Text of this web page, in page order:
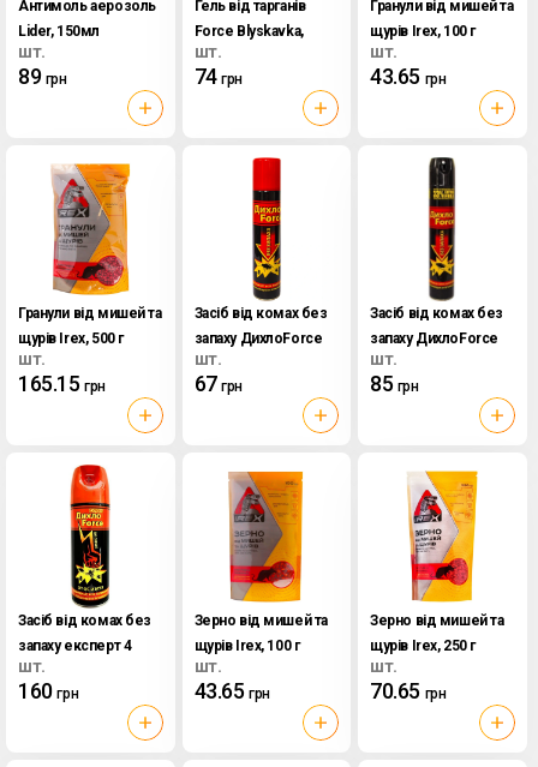
Антимоль аерозоль
Lider, 150мл
шт.
89 грн
Гель від тарганів
Force Blyskavka,
75мл
шт.
74 грн
Гранули від мишей та
щурів Irex, 100 г
шт.
43.65 грн
Гранули від мишей та
щурів Irex, 500 г
шт.
165.15 грн
Засіб від комах без
запаху ДихлоForce
Lider Kozmetik,
200мл
шт.
67 грн
Засіб від комах без
запаху ДихлоForce
Lider Kozmetik,
400мл
шт.
85 грн
Засіб від комах без
запаху експерт 4
отрути ДихлоForce
Lider Kozmetik,
шт.
160 грн
Зерно від мишей та
щурів Irex, 100 г
шт.
43.65 грн
Зерно від мишей та
щурів Irex, 250 г
шт.
70.65 грн